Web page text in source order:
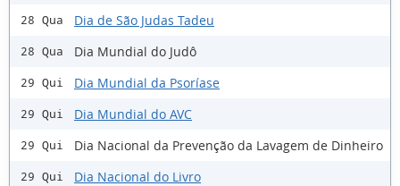
28 Qua Dia de São Judas Tadeu
28 Qua Dia Mundial do Judô
29 Qui Dia Mundial da Psoríase
29 Qui Dia Mundial do AVC
29 Qui Dia Nacional da Prevenção da Lavagem de Dinheiro
29 Qui Dia Nacional do Livro